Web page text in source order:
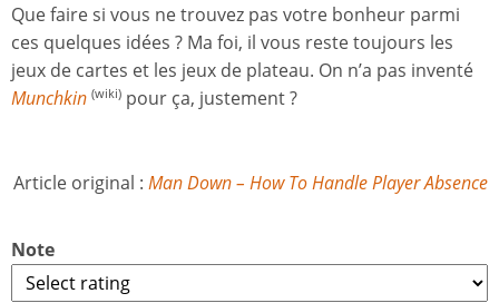
Que faire si vous ne trouvez pas votre bonheur parmi
ces quelques idées ? Ma foi, il vous reste toujours les
jeux de cartes et les jeux de plateau. On n’a pas inventé
Munchkin (wiki) pour ça, justement ?
Article original : Man Down – How To Handle Player Absence
Note